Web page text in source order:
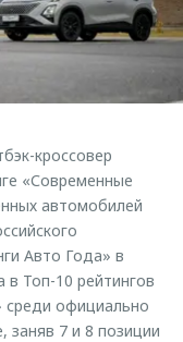
кроссовер
«Современные
автомобилей
Авто Года» в
Топ-10 рейтингов
официально
заняв 7 и 8 позиции